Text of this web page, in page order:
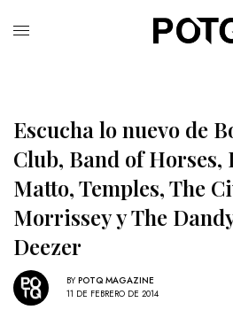
Escucha lo nuevo de
Club, Band of Horses,
Matto, Temples, The
Morrissey y The
Deezer
BY POTQ MAGAZINE
11 DE FEBRERO DE 2014